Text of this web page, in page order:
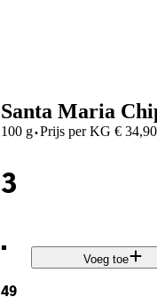
Santa Maria
100 g·Prijs per KG € 34,90
3
.
49
Voeg toe